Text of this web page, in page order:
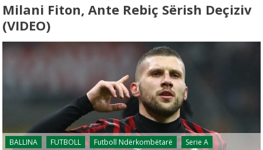
Milani Fiton, Ante Rebiç Sërish Deçiziv
(VIDEO)
BALLINA FUTBOLL Futboll Ndërkombëtarë
Serie A